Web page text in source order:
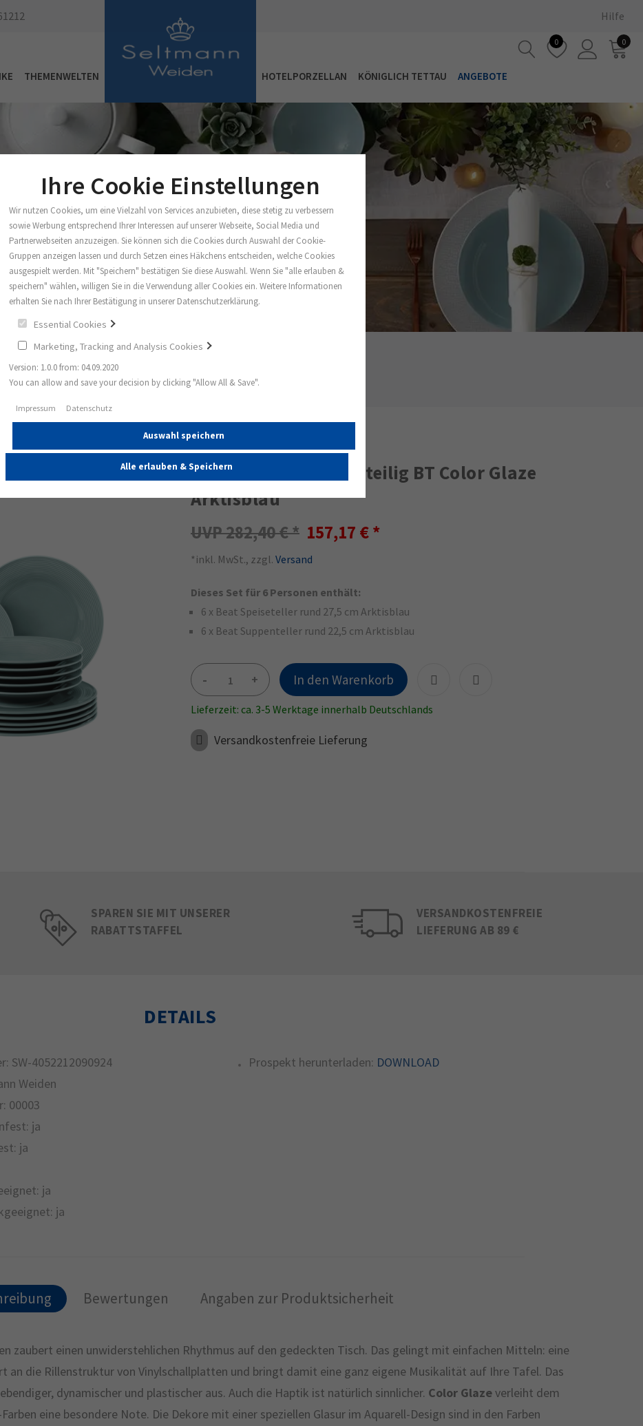
Hilfe
THEMENWELTEN HOTELPORZELLAN KÖNIGLICH TETTAU ANGEBOTE
0 0
Tafelservices Beat Tafelservice 12-teilig BT Color Glaze Arktisblau
44%
Beat Tafelservice 12-teilig BT Color Glaze
Arktisblau
282,40 € 157,17 €
*inkl. MwSt., zzgl. Versand
Dieses Set für 6 Personen enthält:
6 x Beat Speiseteller rund 27,5 cm Arktisblau
6 x Beat Suppenteller rund 22,5 cm Arktisblau
- + In den Warenkorb
Lieferzeit: ca. 3-5 Werktage innerhalb Deutschlands
Versandkostenfreie Lieferung
SPAREN SIE MIT UNSERER
RABATTSTAFFEL
VERSANDKOSTENFREIE
LIEFERUNG AB 89 €
DETAILS
SW-4052212090924
Weiden
00003
ja
ja
ja
ja
Prospekt herunterladen: DOWNLOAD
Bewertungen Angaben zur Produktsicherheit
zaubert einen unwiderstehlichen Rhythmus auf den gedeckten Tisch. Das gelingt mit einfachen Mitteln: eine
an die Rillenstruktur von Vinylschallplatten und bringt damit eine ganz eigene Musikalität auf Ihre Tafel. Das
dynamischer und plastischer aus. Auch die Haptik ist natürlich sinnlicher. Color Glazeverleiht dem
eine besondere Note. Die Dekore mit einer speziellen Glasur im Aquarell-Design sind in den Farben
Ihre Cookie Einstellungen
Wir nutzen Cookies, um eine Vielzahl von Services anzubieten, diese stetig zu verbessern
sowie Werbung entsprechend Ihrer Interessen auf unserer Webseite, Social Media und
Partnerwebseiten anzuzeigen. Sie können sich die Cookies durch Auswahl der Cookie-
Gruppen anzeigen lassen und durch Setzen eines Häkchens entscheiden, welche Cookies
ausgespielt werden. Mit "Speichern" bestätigen Sie diese Auswahl. Wenn Sie "alle erlauben &
speichern" wählen, willigen Sie in die Verwendung aller Cookies ein. Weitere Informationen
erhalten Sie nach Ihrer Bestätigung in unserer Datenschutzerklärung.
Essential Cookies
Marketing, Tracking and Analysis Cookies
Version: 1.0.0 from: 04.09.2020
You can allow and save your decision by clicking "Allow All & Save".
Impressum Datenschutz
Auswahl speichern
Alle erlauben & Speichern